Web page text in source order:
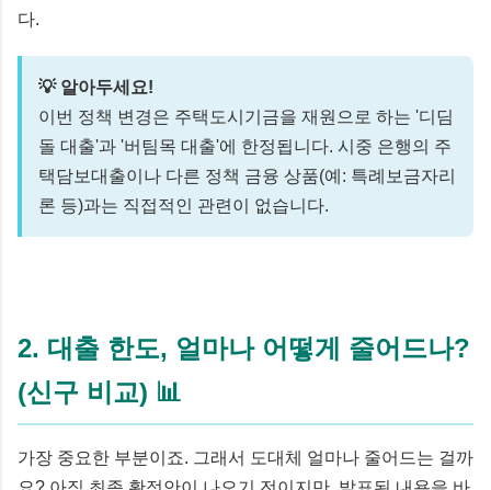
다.
💡 알아두세요!
이번 정책 변경은 주택도시기금을 재원으로 하는 '디딤
돌 대출'과 '버팀목 대출'에 한정됩니다. 시중 은행의 주
택담보대출이나 다른 정책 금융 상품(예: 특례보금자리
론 등)과는 직접적인 관련이 없습니다.
2. 대출 한도, 얼마나 어떻게 줄어드나?
(신구 비교) 📊
가장 중요한 부분이죠. 그래서 도대체 얼마나 줄어드는 걸까